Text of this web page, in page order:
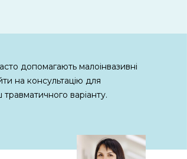
допомагають малоінвазивні
на консультацію для
варіанту.